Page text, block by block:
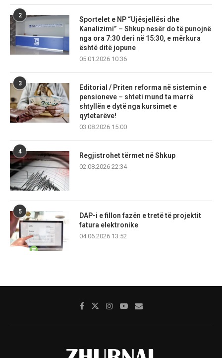
2
Sportelet e NP “Ujësjellësi dhe
Kanalizimi” – Shkup nesër do të punojnë
nga ora 7:30 deri në 15:30, e mërkura
është ditë jopune
05.01.2026 10:36
3
Editorial / Priten reforma në sistemin e
pensioneve – shteti mund ta marrë
shtyllën e dytë nga kursimet e
qytetarëve!
03.08.2026 15:00
4
Regjistrohet tërmet në Shkup
02.08.2026 22:34
5
DAP-i e fillon fazën e tretë të projektit
fatura elektronike
04.06.2026 13:52